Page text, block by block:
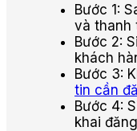
Bước 1:
và thanh
Bước 2:
khách
Bước 3:
tin cần
Bước 4:
khai